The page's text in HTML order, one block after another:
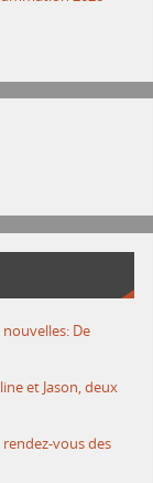
De
et Jason, deux
rendez-vous des